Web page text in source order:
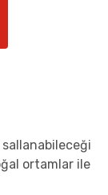
sallanabileceği
ortamlar ile